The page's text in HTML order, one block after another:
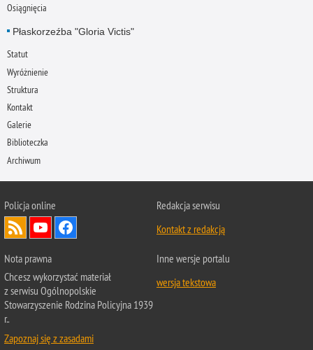
Osiągnięcia
Płaskorzeźba "Gloria Victis"
Statut
Wyróżnienie
Struktura
Kontakt
Galerie
Biblioteczka
Archiwum
Policja online
Redakcja serwisu
Kontakt z redakcją
Nota prawna
Chcesz wykorzystać materiał
z serwisu Ogólnopolskie
Stowarzyszenie Rodzina Policyjna 1939
r..
Zapoznaj się z zasadami
Inne wersje portalu
wersja tekstowa